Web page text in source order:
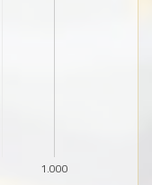
1.000